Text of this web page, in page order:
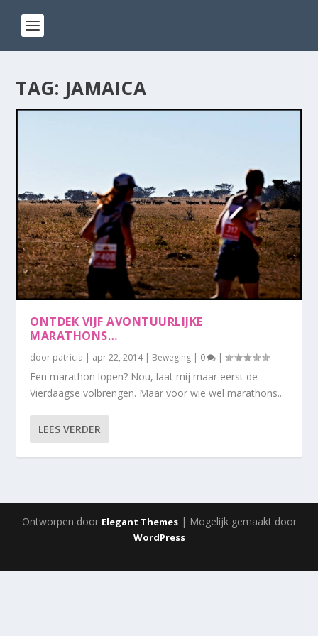
TAG: JAMAICA
ONTDEK VIJF AVONTUURLIJKE
MARATHONS…
door patricia | apr 22, 2014| Beweging | 0 |
Een marathon lopen? Nou, laat mij maar eerst de
Vierdaagse volbrengen. Maar voor wie wel marathons...
LEES VERDER
Ontworpen door Elegant Themes| Mogelijk gemaakt door
WordPress